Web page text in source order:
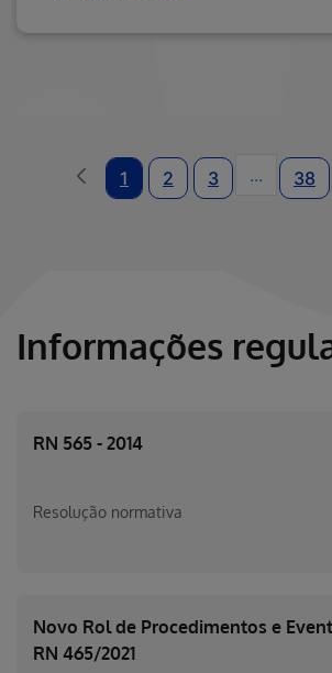
1 2 3 ...Páginas
38
Informações
RN 565 - 2014
Resolução normativa
Novo Rol de Procedimentos e
RN 465/2021